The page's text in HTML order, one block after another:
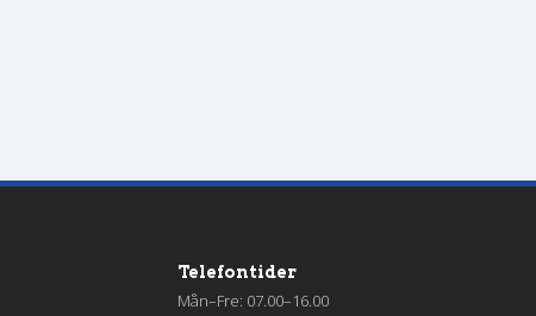
Telefontider
Mån–Fre: 07.00–16.00